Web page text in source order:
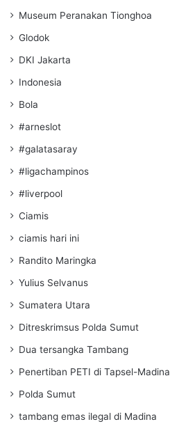
Museum Peranakan Tionghoa
Glodok
DKI Jakarta
Indonesia
Bola
#arneslot
#galatasaray
#ligachampinos
#liverpool
Ciamis
ciamis hari ini
Randito Maringka
Yulius Selvanus
Sumatera Utara
Ditreskrimsus Polda Sumut
Dua tersangka Tambang
Penertiban PETI di Tapsel-Madina
Polda Sumut
tambang emas ilegal di Madina